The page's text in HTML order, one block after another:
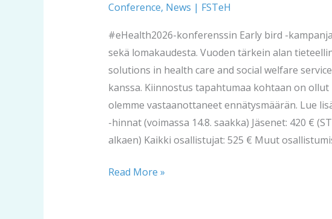
Conference, News | FSTeH
#eHealth2026-konferenssin Early bird -
sekä lomakaudesta. Vuoden tärkein alan
solutions in health care and social welfare
kanssa. Kiinnostus tapahtumaa kohtaan on
olemme vastaanottaneet ennätysmäärän. Lue
-hinnat (voimassa 14.8. saakka) Jäsenet: 420 €
alkaen) Kaikki osallistujat: 525 € Muut
Early
prices
valid
until
August
14!
Read More »